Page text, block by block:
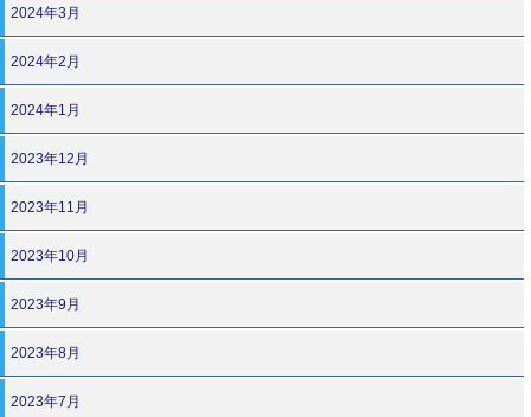
2024年3月
2024年2月
2024年1月
2023年12月
2023年11月
2023年10月
2023年9月
2023年8月
2023年7月